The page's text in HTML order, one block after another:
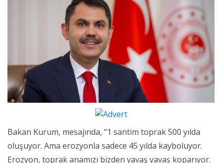
Bakan Kurum, mesajında, “1 santim toprak 500 yılda
oluşuyor. Ama erozyonla sadece 45 yılda kayboluyor.
Erozyon, toprak anamızı bizden yavaş yavaş koparıyor.